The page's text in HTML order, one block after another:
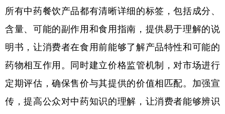
所有中药餐饮产品都有清晰详细的标签，包括成分、
含量、可能的副作用和食用指南，提供易于理解的说
明书，让消费者在食用前能够了解产品特性和可能的
药物相互作用。同时建立价格监管机制，对市场进行
定期评估，确保售价与其提供的价值相匹配。加强宣
传，提高公众对中药知识的理解，让消费者能够辨识